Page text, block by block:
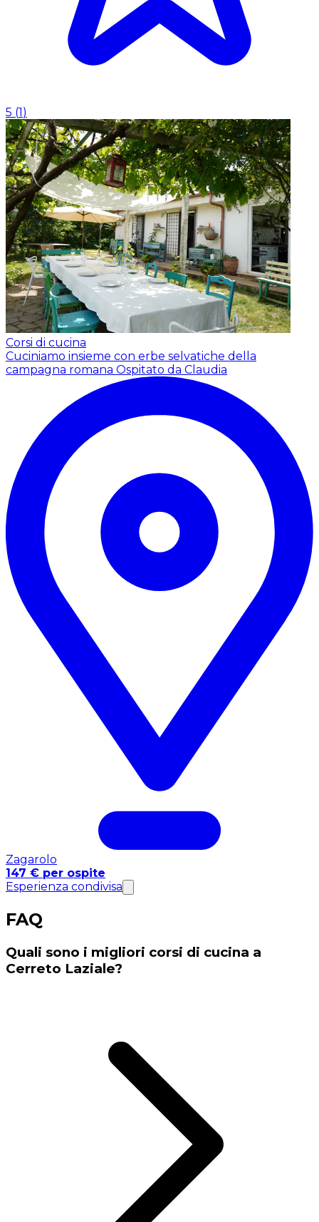
5 (1 )
Corsi di cucina
Cuciniamo insieme con erbe selvatiche della
campagna romana Ospitato da Claudia
Zagarolo
147 € per ospite
Esperienza condivisa
FAQ
Quali sono i migliori corsi di cucina a
Cerreto Laziale?